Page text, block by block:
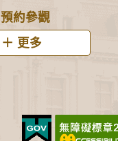
預約參觀
更多